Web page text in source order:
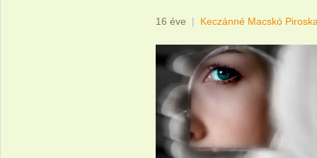
16 éve | Keczánné Macskó